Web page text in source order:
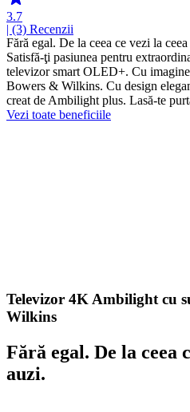
3.7
| (3) Recenzii
Fără egal. De la ceea ce vezi la
Satisfă-ţi pasiunea pentru
televizor smart OLED+. Cu
Bowers & Wilkins. Cu design
creat de Ambilight plus. Lasă-te
Vezi toate beneficiile
Televizor 4K Ambilight cu
Wilkins
Fără egal. De la ceea
auzi.